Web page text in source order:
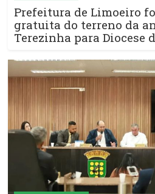
Prefeitura de Limoeiro
gratuita do terreno da
Terezinha para Diocese